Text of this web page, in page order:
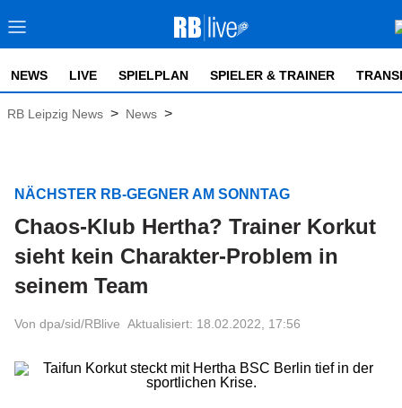
NEWS LIVE SPIELPLAN SPIELER & TRAINER
RB Leipzig News > News >
NÄCHSTER RB-GEGNER AM SONNTAG
Chaos-Klub Hertha? Trainer Korkut
sieht kein Charakter-Problem in
seinem Team
Von dpa/sid/RBlive Aktualisiert: 18.02.2022, 17:56